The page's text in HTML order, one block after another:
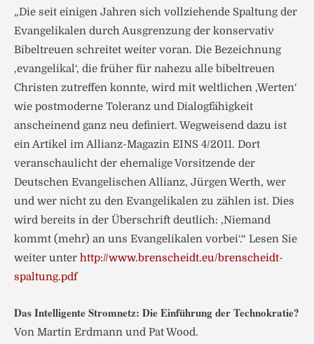
„Die seit einigen Jahren sich vollziehende Spaltung der
Evangelikalen durch Ausgrenzung der konservativ
Bibeltreuen schreitet weiter voran. Die Bezeichnung
‚evangelikal‘, die früher für nahezu alle bibeltreuen
Christen zutreffen konnte, wird mit weltlichen ‚Werten‘
wie postmoderne Toleranz und Dialogfähigkeit
anscheinend ganz neu definiert. Wegweisend dazu ist
ein Artikel im Allianz-Magazin EINS 4/2011. Dort
veranschaulicht der ehemalige Vorsitzende der
Deutschen Evangelischen Allianz, Jürgen Werth, wer
und wer nicht zu den Evangelikalen zu zählen ist. Dies
wird bereits in der Überschrift deutlich: ‚Niemand
kommt (mehr) an uns Evangelikalen vorbei‘.“ Lesen Sie
weiter unter http://www.brenscheidt.eu/brenscheidt-
spaltung.pdf
Das Intelligente Stromnetz: Die Einführung der Technokratie?
Von Martin Erdmann und Pat Wood.